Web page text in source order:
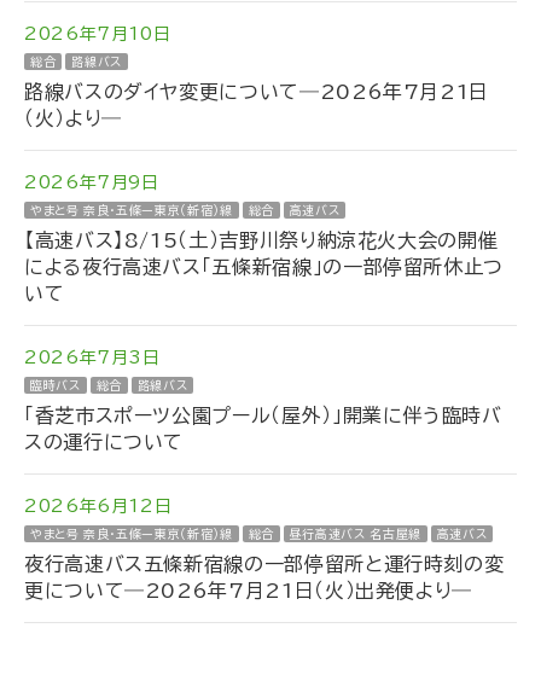
2026年7月10日
総合 路線バス
路線バスのダイヤ変更について―2026年7月21日
（火）より―
2026年7月9日
やまと号 奈良・五條ー東京（新宿）線 総合 高速バス
【高速バス】8/15（土）吉野川祭り納涼花火大会の開催
による夜行高速バス「五條新宿線」の一部停留所休止つ
いて
2026年7月3日
臨時バス 総合 路線バス
「香芝市スポーツ公園プール（屋外）」開業に伴う臨時バ
スの運行について
2026年6月12日
やまと号 奈良・五條ー東京（新宿）線 総合 昼行高速バス 名古屋線 高速バス
夜行高速バス五條新宿線の一部停留所と運行時刻の変
更について―2026年7月21日（火）出発便より―